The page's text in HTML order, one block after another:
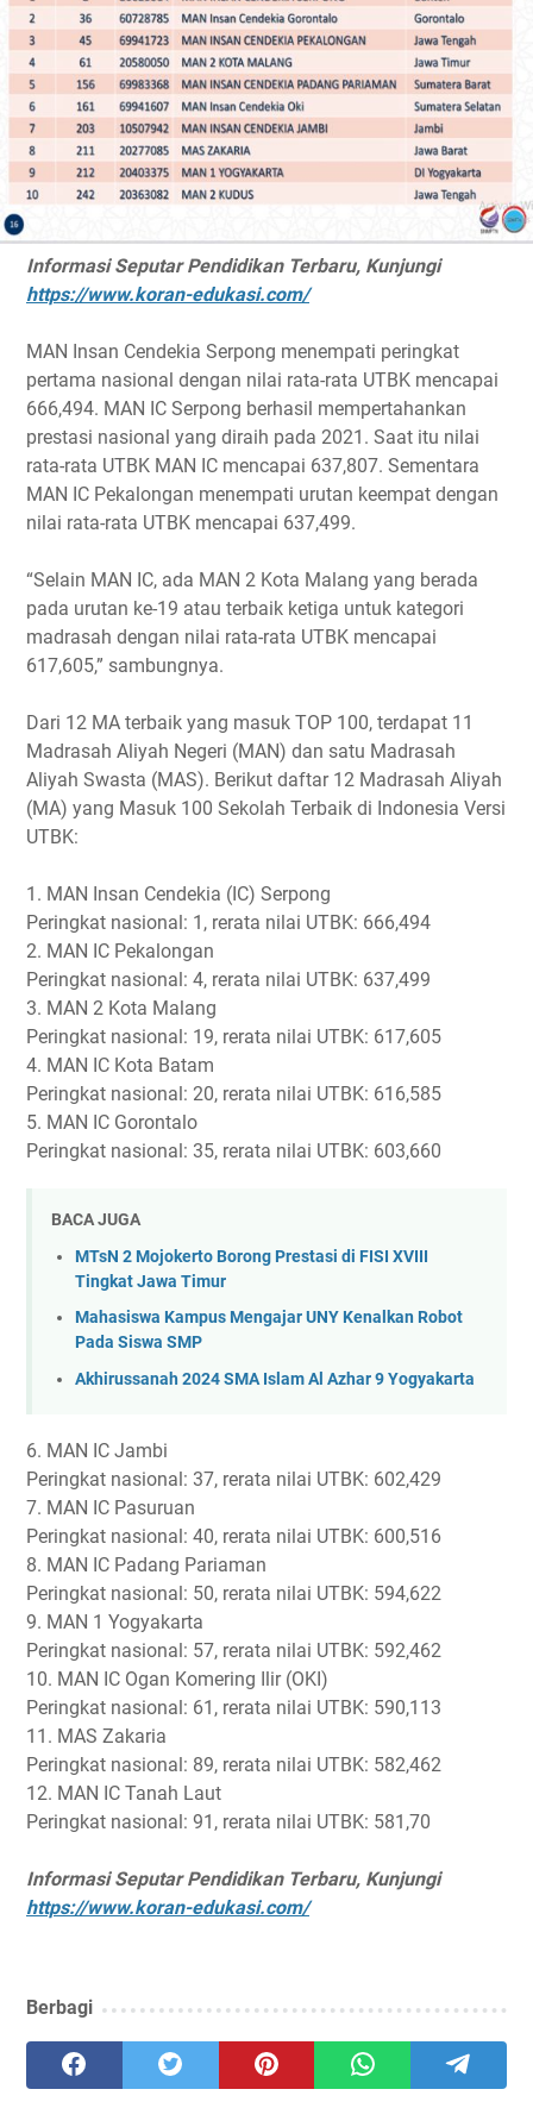
Informasi Seputar Pendidikan Terbaru, Kunjungi
https://www.koran-edukasi.com/
MAN Insan Cendekia Serpong menempati peringkat
pertama nasional dengan nilai rata-rata UTBK mencapai
666,494. MAN IC Serpong berhasil mempertahankan
prestasi nasional yang diraih pada 2021. Saat itu nilai
rata-rata UTBK MAN IC mencapai 637,807. Sementara
MAN IC Pekalongan menempati urutan keempat dengan
nilai rata-rata UTBK mencapai 637,499.
“Selain MAN IC, ada MAN 2 Kota Malang yang berada
pada urutan ke-19 atau terbaik ketiga untuk kategori
madrasah dengan nilai rata-rata UTBK mencapai
617,605,” sambungnya.
Dari 12 MA terbaik yang masuk TOP 100, terdapat 11
Madrasah Aliyah Negeri (MAN) dan satu Madrasah
Aliyah Swasta (MAS). Berikut daftar 12 Madrasah Aliyah
(MA) yang Masuk 100 Sekolah Terbaik di Indonesia Versi
UTBK:
1. MAN Insan Cendekia (IC) Serpong
Peringkat nasional: 1, rerata nilai UTBK: 666,494
2. MAN IC Pekalongan
Peringkat nasional: 4, rerata nilai UTBK: 637,499
3. MAN 2 Kota Malang
Peringkat nasional: 19, rerata nilai UTBK: 617,605
4. MAN IC Kota Batam
Peringkat nasional: 20, rerata nilai UTBK: 616,585
5. MAN IC Gorontalo
Peringkat nasional: 35, rerata nilai UTBK: 603,660
BACA JUGA
MTsN 2 Mojokerto Borong Prestasi di FISI XVIII
Tingkat Jawa Timur
Mahasiswa Kampus Mengajar UNY Kenalkan Robot
Pada Siswa SMP
Akhirussanah 2024 SMA Islam Al Azhar 9 Yogyakarta
6. MAN IC Jambi
Peringkat nasional: 37, rerata nilai UTBK: 602,429
7. MAN IC Pasuruan
Peringkat nasional: 40, rerata nilai UTBK: 600,516
8. MAN IC Padang Pariaman
Peringkat nasional: 50, rerata nilai UTBK: 594,622
9. MAN 1 Yogyakarta
Peringkat nasional: 57, rerata nilai UTBK: 592,462
10. MAN IC Ogan Komering Ilir (OKI)
Peringkat nasional: 61, rerata nilai UTBK: 590,113
11. MAS Zakaria
Peringkat nasional: 89, rerata nilai UTBK: 582,462
12. MAN IC Tanah Laut
Peringkat nasional: 91, rerata nilai UTBK: 581,70
Informasi Seputar Pendidikan Terbaru, Kunjungi
https://www.koran-edukasi.com/
Berbagi